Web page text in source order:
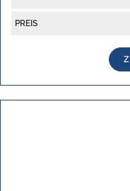
PREIS